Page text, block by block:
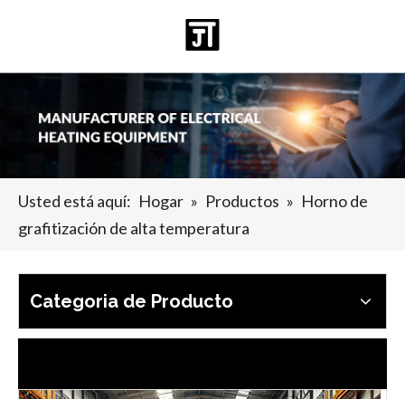
Deutsch
Pусский
العربية
English
Usted está aquí: Hogar » Productos » Horno de
grafitización de alta temperatura
Categoria de Producto
2025-07-19
Las piezas de grafito son varios productos hechos